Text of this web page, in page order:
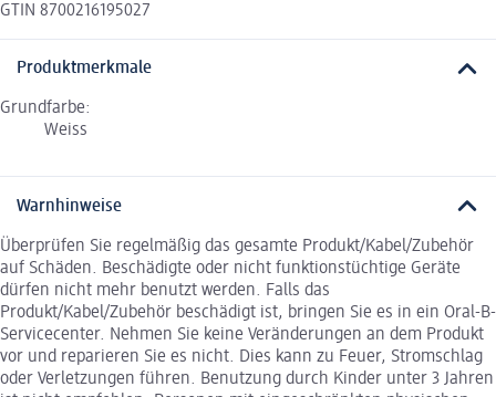
GTIN 8700216195027
Produktmerkmale
Grundfarbe:
Weiss
Warnhinweise
Überprüfen Sie regelmäßig das gesamte Produkt/Kabel/Zubehör
auf Schäden. Beschädigte oder nicht funktionstüchtige Geräte
dürfen nicht mehr benutzt werden. Falls das
Produkt/Kabel/Zubehör beschädigt ist, bringen Sie es in ein Oral-B-
Servicecenter. Nehmen Sie keine Veränderungen an dem Produkt
vor und reparieren Sie es nicht. Dies kann zu Feuer, Stromschlag
oder Verletzungen führen. Benutzung durch Kinder unter 3 Jahren